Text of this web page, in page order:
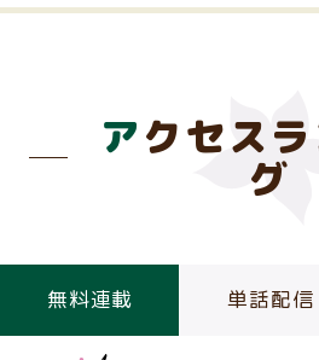
アクセスランキン
グ
無料連載 単話配信